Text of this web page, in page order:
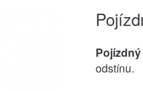
odstínu.